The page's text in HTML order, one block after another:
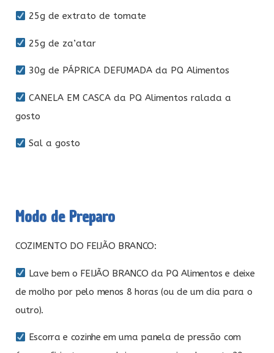
25g de extrato de tomate
25g de za’atar
30g de PÁPRICA DEFUMADA da PQ Alimentos
CANELA EM CASCA da PQ Alimentos ralada a
gosto
Sal a gosto
Modo de Preparo
COZIMENTO DO FEIJÃO BRANCO:
Lave bem o FEIJÃO BRANCO da PQ Alimentos e deixe
de molho por pelo menos 8 horas (ou de um dia para o
outro).
Escorra e cozinhe em uma panela de pressão com